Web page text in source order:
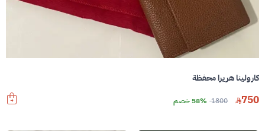
كارولينا هريرا محفظة
750
1800 58% خصم